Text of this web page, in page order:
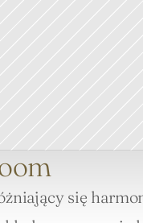
się